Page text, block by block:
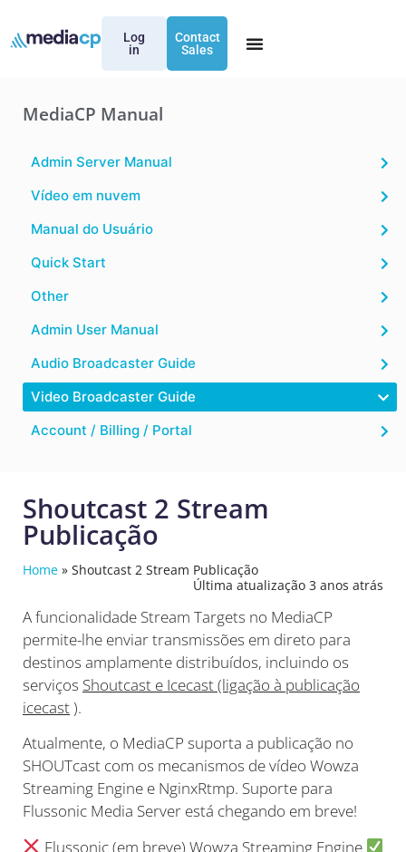
Log
in
Contact
Sales
MediaCP Manual
Admin Server Manual
Vídeo em nuvem
Manual do Usuário
Quick Start
Other
Admin User Manual
Audio Broadcaster Guide
Video Broadcaster Guide
Account / Billing / Portal
Shoutcast 2 Stream
Publicação
Home » Shoutcast 2 Stream Publicação
Última atualização 3 anos atrás
A funcionalidade Stream Targets no MediaCP
permite-lhe enviar transmissões em direto para
destinos amplamente distribuídos, incluindo os
serviços Shoutcast e Icecast (ligação à publicação
icecast).
Atualmente, o MediaCP suporta a publicação no
SHOUTcast com os mecanismos de vídeo Wowza
Streaming Engine e NginxRtmp. Suporte para
Flussonic Media Server está chegando em breve!
Flussonic (em breve) Wowza Streaming Engine